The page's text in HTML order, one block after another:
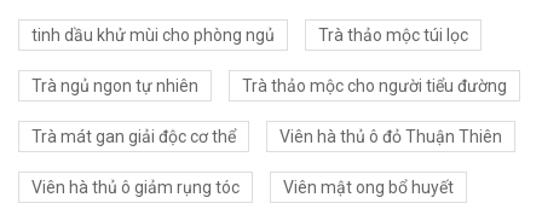
tinh dầu khử mùi cho phòng ngủ Trà thảo mộc túi lọc
Trà ngủ ngon tự nhiên Trà thảo mộc cho người tiểu đường
Trà mát gan giải độc cơ thể Viên hà thủ ô đỏ Thuận Thiên
Viên hà thủ ô giảm rụng tóc Viên mật ong bổ huyết